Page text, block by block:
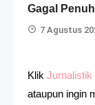
Gagal
7 Agustus
Klik Jurnalistik
ataupun ingin